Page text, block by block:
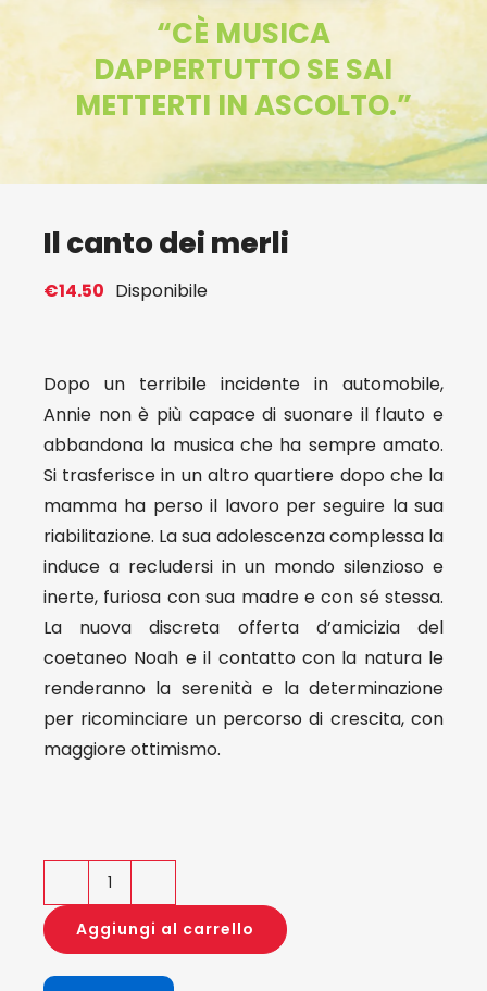
Profilo
“CÈ MUSICA
DAPPERTUTTO SE SAI
METTERTI IN ASCOLTO.”
Il canto dei merli
€14.50 Disponibile
Dopo un terribile incidente in automobile,
Annie non è più capace di suonare il flauto e
abbandona la musica che ha sempre amato.
Si trasferisce in un altro quartiere dopo che la
mamma ha perso il lavoro per seguire la sua
riabilitazione. La sua adolescenza complessa la
induce a recludersi in un mondo silenzioso e
inerte, furiosa con sua madre e con sé stessa.
La nuova discreta offerta d’amicizia del
coetaneo Noah e il contatto con la natura le
renderanno la serenità e la determinazione
per ricominciare un percorso di crescita, con
maggiore ottimismo.
Il
canto
dei
Aggiungi al carrello